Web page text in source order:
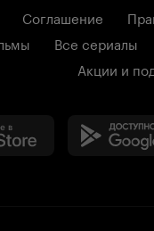
Соглашение
Все сериалы
Акции и